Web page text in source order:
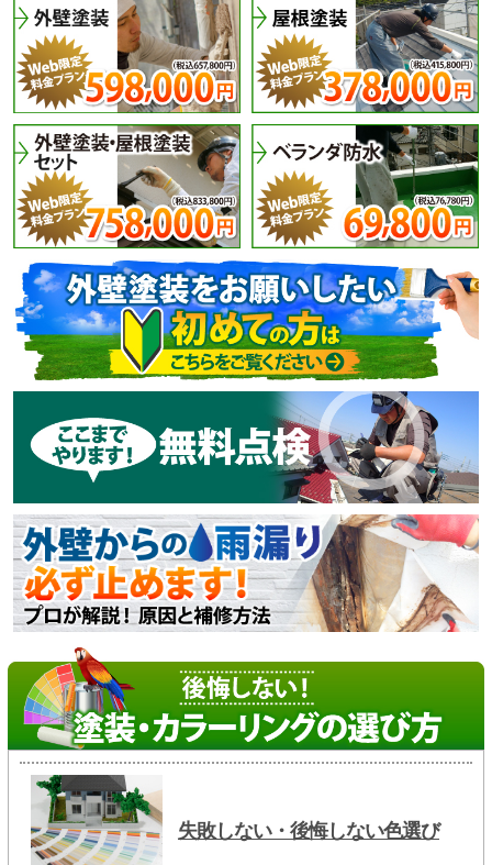
失敗しない・後悔しない色選び